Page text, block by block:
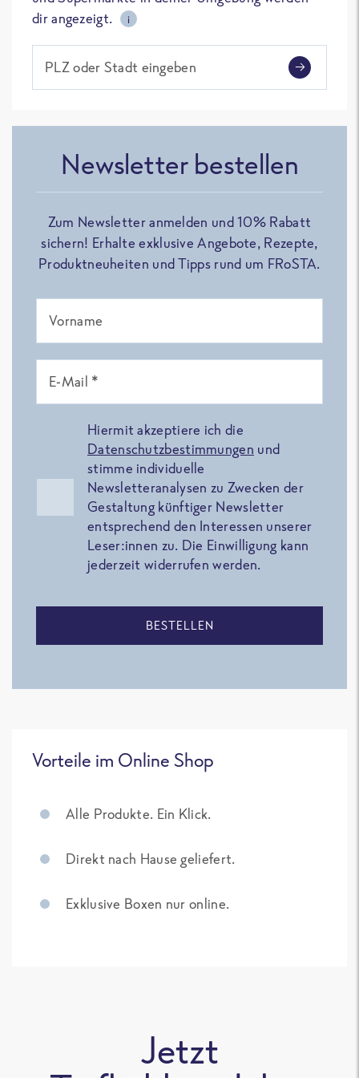
dir angezeigt.
i
PLZ oder Stadt eingeben
Newsletter bestellen
Zum Newsletter anmelden und 10% Rabatt
sichern! Erhalte exklusive Angebote, Rezepte,
Produktneuheiten und Tipps rund um FRoSTA.
Vorname
E-Mail *
Hiermit akzeptiere ich die
Datenschutzbestimmungen und
stimme individuelle
Newsletteranalysen zu Zwecken der
Gestaltung künftiger Newsletter
entsprechend den Interessen unserer
Leser:innen zu. Die Einwilligung kann
jederzeit widerrufen werden.
BESTELLEN
Vorteile im Online Shop
Alle Produkte. Ein Klick.
Direkt nach Hause geliefert.
Exklusive Boxen nur online.
Jetzt